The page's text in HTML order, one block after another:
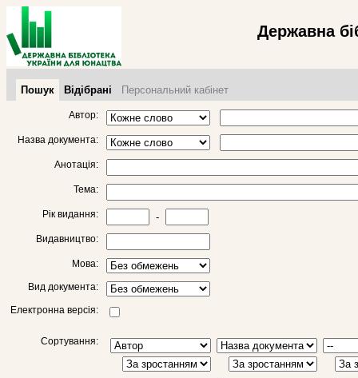
Державна
Пошук Відібрані Персональний кабінет
Автор:
Назва документа:
Анотація:
Тема:
Рік видання: -
Видавництво:
Мова:
Вид документа:
Електронна версія:
Сортування: